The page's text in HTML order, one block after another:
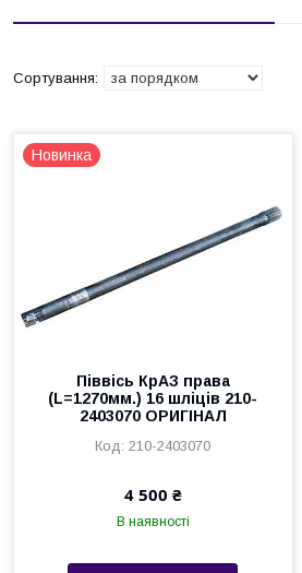
Новинка
Піввісь КрАЗ права
(L=1270мм.) 16 шліців 210-
2403070 ОРИГІНАЛ
210-2403070
4 500 ₴
В наявності